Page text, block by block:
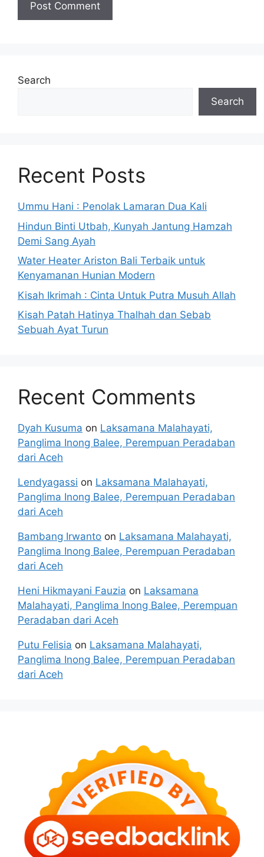
Search
Search
Recent Posts
Ummu Hani : Penolak Lamaran Dua Kali
Hindun Binti Utbah, Kunyah Jantung Hamzah
Demi Sang Ayah
Water Heater Ariston Bali Terbaik untuk
Kenyamanan Hunian Modern
Kisah Ikrimah : Cinta Untuk Putra Musuh Allah
Kisah Patah Hatinya Thalhah dan Sebab
Sebuah Ayat Turun
Recent Comments
Dyah Kusuma on Laksamana Malahayati,
Panglima Inong Balee, Perempuan Peradaban
dari Aceh
Lendyagassi on Laksamana Malahayati,
Panglima Inong Balee, Perempuan Peradaban
dari Aceh
Bambang Irwanto on Laksamana Malahayati,
Panglima Inong Balee, Perempuan Peradaban
dari Aceh
Heni Hikmayani Fauzia on Laksamana
Malahayati, Panglima Inong Balee, Perempuan
Peradaban dari Aceh
Putu Felisia on Laksamana Malahayati,
Panglima Inong Balee, Perempuan Peradaban
dari Aceh